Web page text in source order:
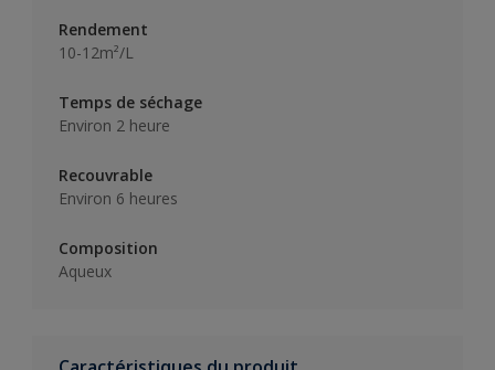
Rendement
10-12m²/L
Temps de séchage
Environ 2 heure
Recouvrable
Environ 6 heures
Composition
Aqueux